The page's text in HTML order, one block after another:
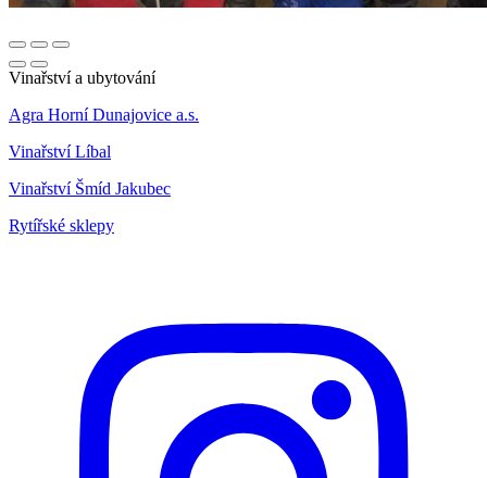
Vinařství a ubytování
Agra Horní Dunajovice a.s.
Vinařství Líbal
Vinařství Šmíd Jakubec
Rytířské sklepy